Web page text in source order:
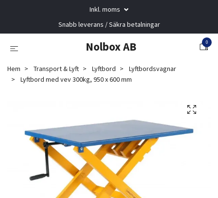
Inkl. moms
Snabb leverans / Säkra betalningar
Nolbox AB 0
Hem Transport & Lyft Lyftbord
Lyftbordsvagnar
Lyftbord med vev 300kg, 950 x 600 mm